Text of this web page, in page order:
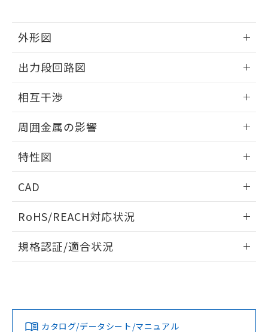
外形図
外形図
出力段回路図
出力段回路図
タイムチャート
相互干渉
相互干渉
A: 200mm以上、B: 110mm以上
周囲金属の影響
周囲金属の影響
特性図
検出物体の大きさと材質による影響
CAD
ドすることができます。
ログイン/会員登録
ダウンロードデータをご利用いただく前に、以下を必ずお読
みください。
RoHS/REACH対応状況
EU RoHS 注意事項・凡例
対応済み
規格認証/適合状況
カタログ/データシート/マニュアル
※当社の共同利用者とは、"個人情報
用者の範囲」に記載されている法人を
指します。
EU RoHS指令（10物質）の非含有証明書
51物質の非含有証明書（当社基準）
※本証明書は発行日時点で非含有を証明す
ものではありません。
また、RoHS指令のフタル酸エステル類４
物質の対応では、対応完了までの期間は出
荷製品に未対応品が混在することから備考
欄に対応日を記載しておりました。
既に当社にて対応品への在庫切替を完了
り、2022年1月12日より割愛しておりま
す。